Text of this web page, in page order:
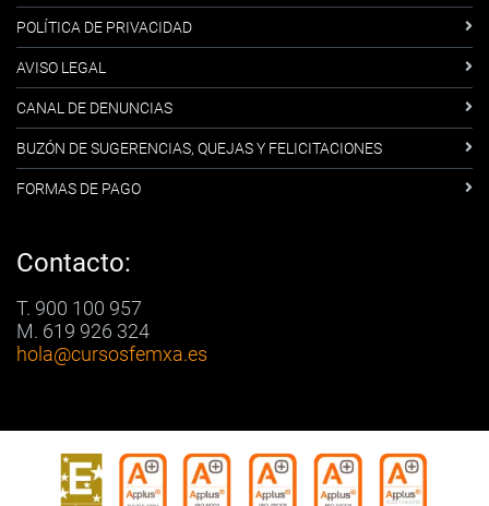
POLÍTICA DE PRIVACIDAD
AVISO LEGAL
CANAL DE DENUNCIAS
BUZÓN DE SUGERENCIAS, QUEJAS Y FELICITACIONES
FORMAS DE PAGO
Contacto:
T. 900 100 957
M. 619 926 324
hola@cursosfemxa.es